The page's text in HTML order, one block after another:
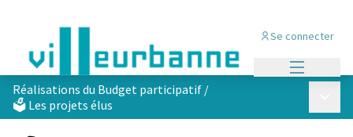
Se connecter
Réalisations du Budget participatif /
🗳️ Les projets élus